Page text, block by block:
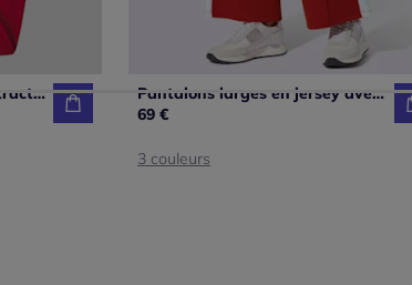
Pantalons jogpants décontractés en interlock doux indéformable
Pantalons larges en jersey avec poches et nervures
69 €
3 couleurs